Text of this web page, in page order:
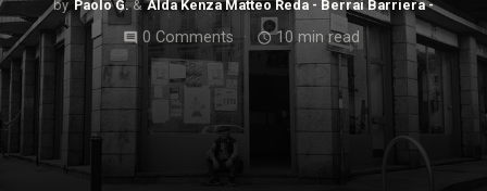
Paolo G. Alda Kenza Matteo Reda - Berrai Barriera -
comment 0 Comments access_time10 min read